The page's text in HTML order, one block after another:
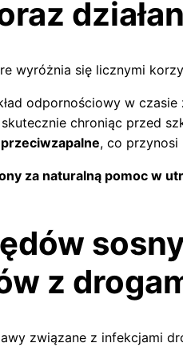
wyróżnia się licznymi
odpornościowy w
chroniąc przed
, co przynosi
za naturalną pomoc w
z
związane z infekcjami